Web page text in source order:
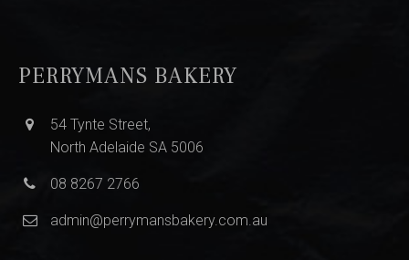
PERRYMANS BAKERY
54 Tynte Street,
North Adelaide SA 5006
08 8267 2766
admin@perrymansbakery.com.au